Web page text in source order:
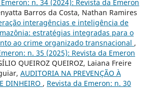
n. 34 (2024): Revista da Emeron
Barros da Costa, Nathan Ramires
interagências e inteligência de
estratégias integradas para o
ao crime organizado transnacional ,
n. 35 (2025): Revista da Emeron
QUEIROZ QUEIROZ, Laiana Freire
AUDITORIA NA PREVENÇÃO À
DINHEIRO , Revista da Emeron: n. 30